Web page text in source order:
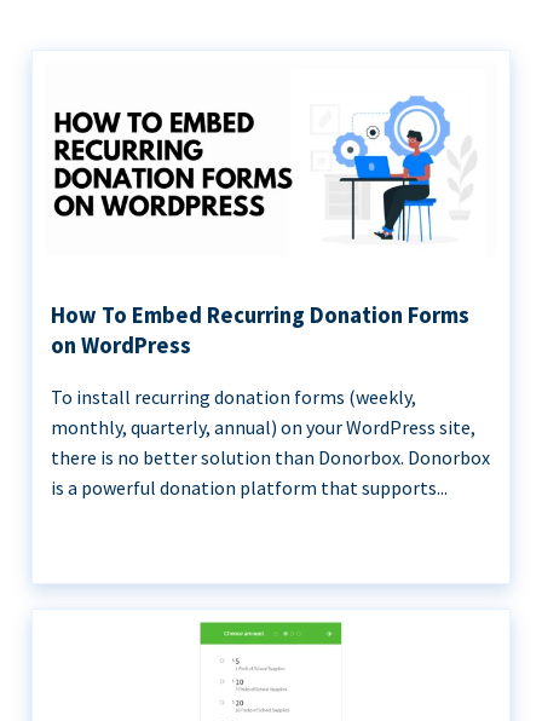
How To Embed Recurring Donation Forms
on WordPress
To install recurring donation forms (weekly,
monthly, quarterly, annual) on your WordPress site,
there is no better solution than Donorbox. Donorbox
is a powerful donation platform that supports...